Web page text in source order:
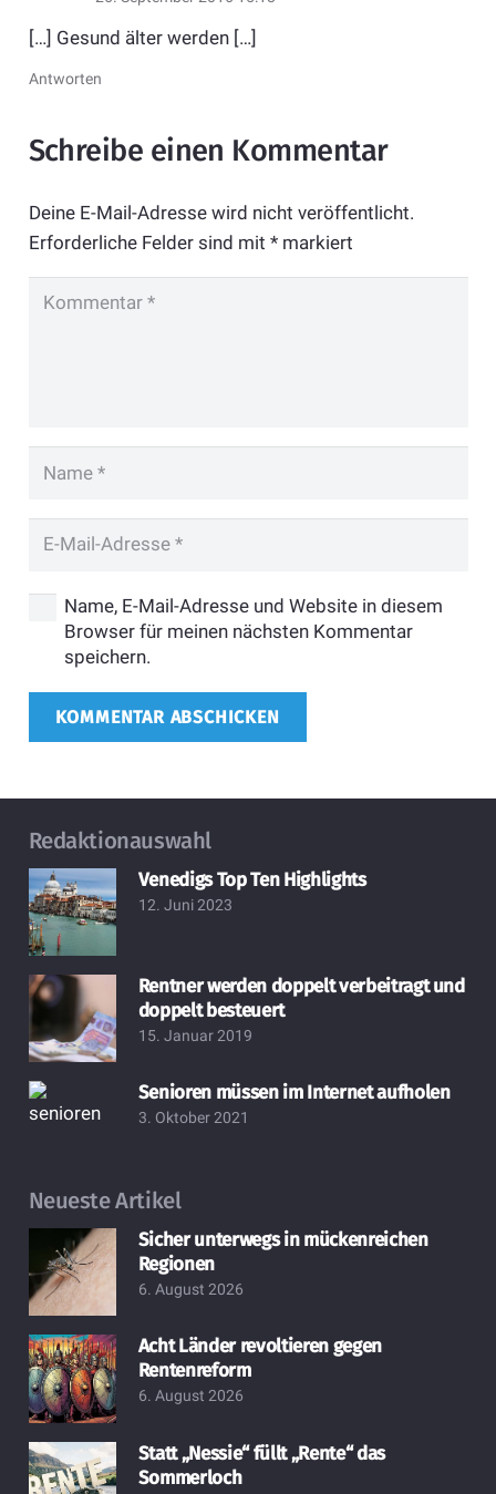
[…] Gesund älter werden […]
Antworten
Schreibe einen Kommentar
Deine E-Mail-Adresse wird nicht veröffentlicht.
Erforderliche Felder sind mit *markiert
Name, E-Mail-Adresse und Website in diesem
Browser für meinen nächsten Kommentar
speichern.
KOMMENTAR ABSCHICKEN
Redaktionauswahl
Venedigs Top Ten Highlights
12. Juni 2023
Rentner werden doppelt verbeitragt und
doppelt besteuert
15. Januar 2019
Senioren müssen im Internet aufholen
3. Oktober 2021
Neueste Artikel
Sicher unterwegs in mückenreichen
Regionen
6. August 2026
Acht Länder revoltieren gegen
Rentenreform
6. August 2026
Statt „Nessie“ füllt „Rente“ das
Sommerloch